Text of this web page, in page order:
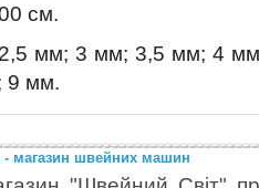
см.
мм; 3 мм; 3,5 мм; 4
9 мм.
- магазин швейних машин